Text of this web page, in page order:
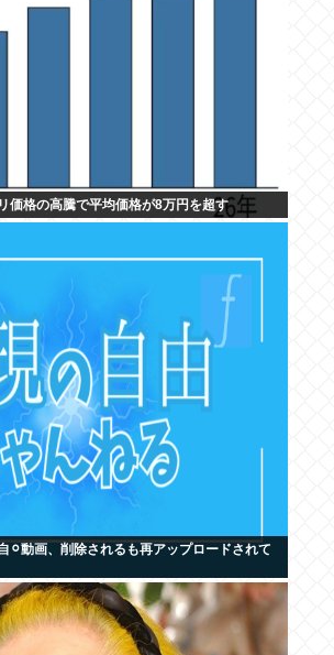
価格の高騰で平均価格が8万円を超す
⚪︎動画、削除されるも再アップロードされて